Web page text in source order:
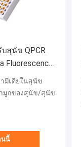
สุนัข QPCR
Fluorescence
มีเดียในสุนัข
มูกของสุนัข/สุนัข
นนี้